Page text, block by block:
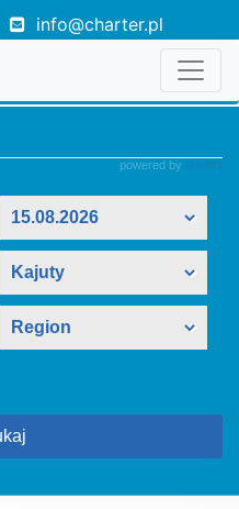
info@charter.pl